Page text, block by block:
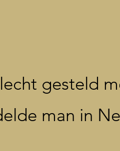
gesteld
man in